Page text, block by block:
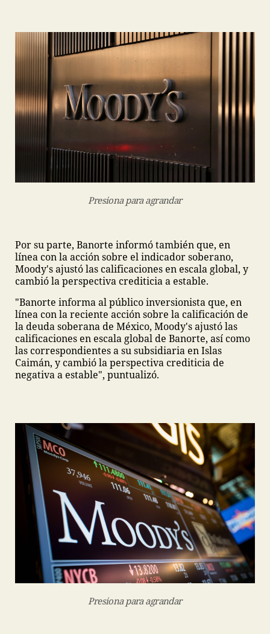
Presiona para agrandar
Por su parte, Banorte informó también que, en
línea con la acción sobre el indicador soberano,
Moody's ajustó las calificaciones en escala global, y
cambió la perspectiva crediticia a estable.
"Banorte informa al público inversionista que, en
línea con la reciente acción sobre la calificación de
la deuda soberana de México, Moody's ajustó las
calificaciones en escala global de Banorte, así como
las correspondientes a su subsidiaria en Islas
Caimán, y cambió la perspectiva crediticia de
negativa a estable", puntualizó.
Presiona para agrandar